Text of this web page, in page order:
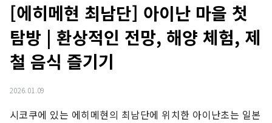
[에히메현 최남단] 아이난 마을 첫
탐방 | 환상적인 전망, 해양 체험, 제
철 음식 즐기기
2026.01.09
시코쿠에 있는 에히메현의 최남단에 위치한 아이난초는 일본